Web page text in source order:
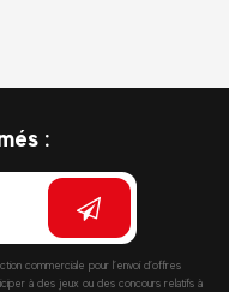
:
commerciale pour l’envoi d’offres
à des jeux ou des concours relatifs à